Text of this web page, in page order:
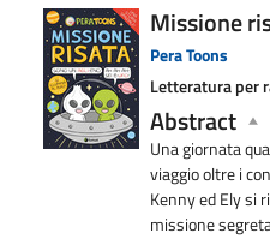
Dettaglio
del
documento
Missione
Pera Toons
Letteratura per
Abstract
Una giornata
viaggio oltre i
Kenny ed Ely si
missione